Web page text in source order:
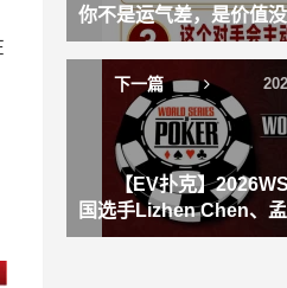
你不是运气差，是价值
下一篇
【EV扑克】
国选手Lizhen Chen、